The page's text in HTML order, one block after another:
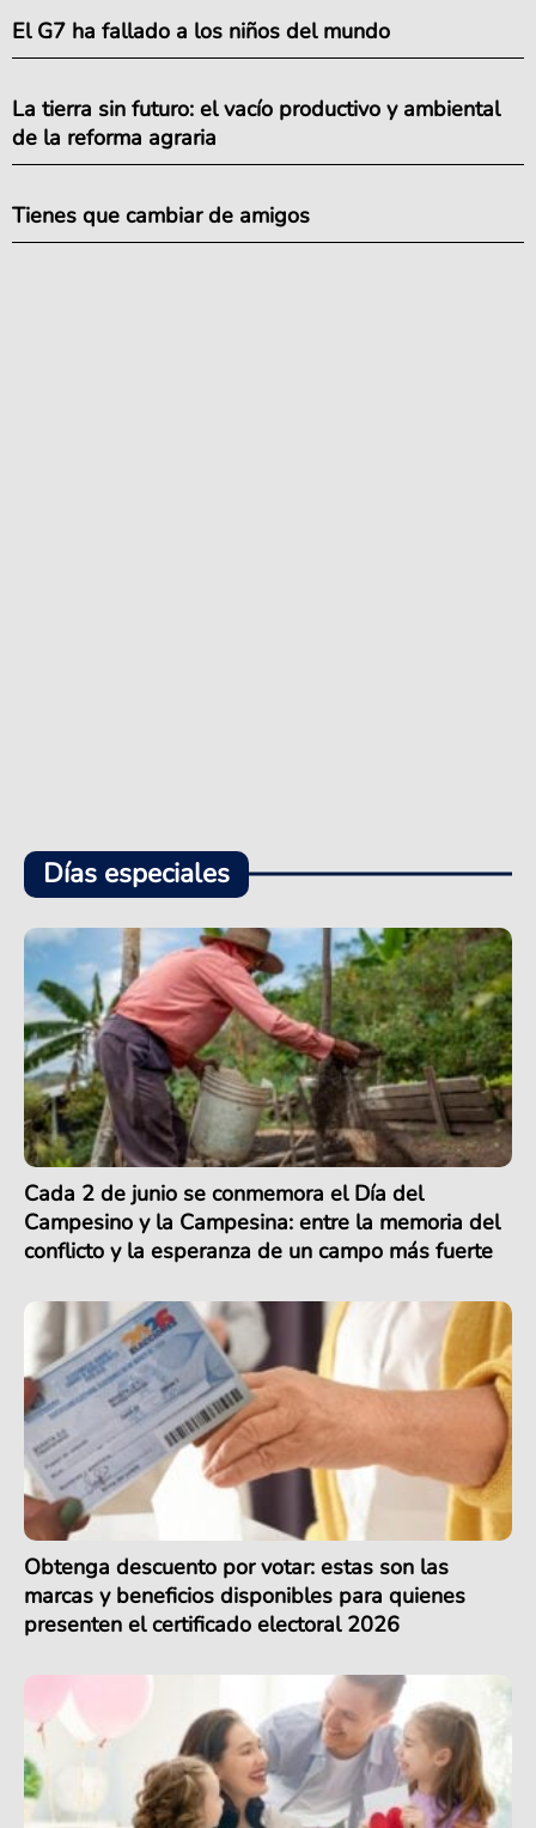
El G7 ha fallado a los niños del mundo
La tierra sin futuro: el vacío productivo y ambiental
de la reforma agraria
Tienes que cambiar de amigos
Días especiales
Cada 2 de junio se conmemora el Día del
Campesino y la Campesina: entre la memoria del
conflicto y la esperanza de un campo más fuerte
Obtenga descuento por votar: estas son las
marcas y beneficios disponibles para quienes
presenten el certificado electoral 2026